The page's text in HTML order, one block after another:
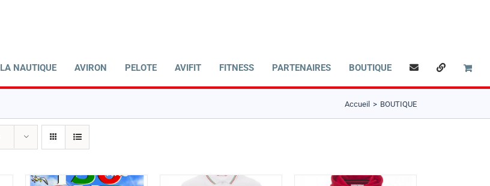
LA NAUTIQUE AVIRON PELOTE AVIFIT FITNESS PARTENAIRES BOUTIQUE
Accueil BOUTIQUE